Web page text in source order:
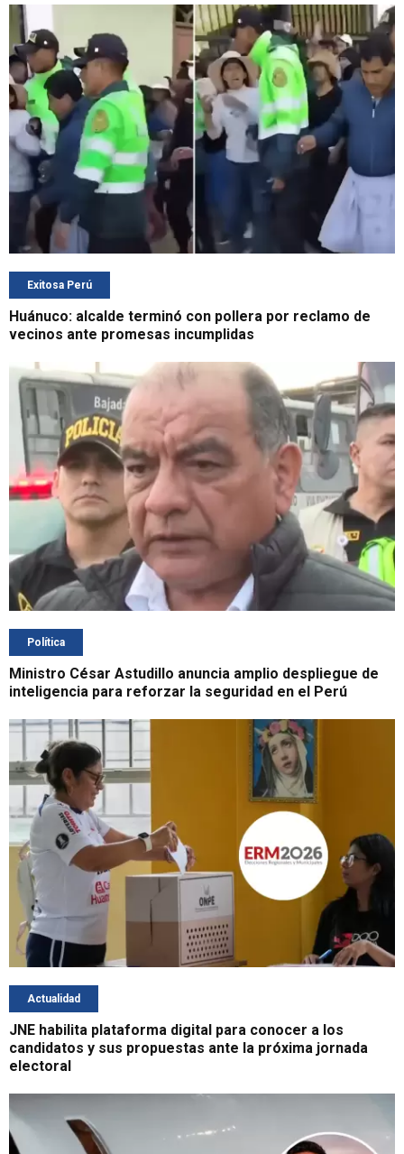
Exitosa Perú
Huánuco: alcalde terminó con pollera por reclamo de
vecinos ante promesas incumplidas
Política
Ministro César Astudillo anuncia amplio despliegue de
inteligencia para reforzar la seguridad en el Perú
Actualidad
JNE habilita plataforma digital para conocer a los
candidatos y sus propuestas ante la próxima jornada
electoral